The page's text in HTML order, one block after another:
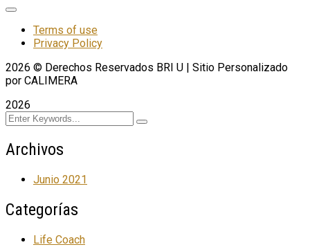
Terms of use
Privacy Policy
2026 © Derechos Reservados BRI U | Sitio Personalizado
por CALIMERA
2026
Archivos
Junio 2021
Categorías
Life Coach